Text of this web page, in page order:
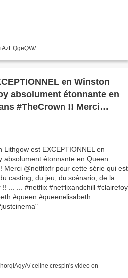
en Winston
absolument étonnante en
#TheCrown !! Merci
du jeu, du scénario,
#clairefoy #johnlithgow
#queenelisabeth
#justcinema
celine crespin's video on